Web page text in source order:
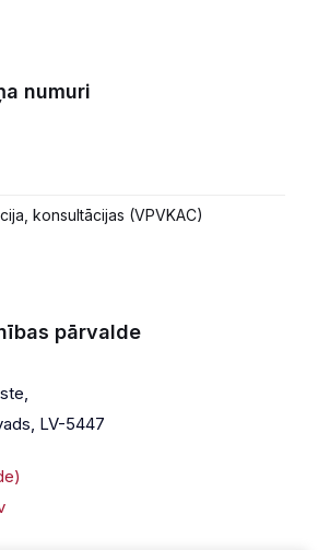
numuri
konsultācijas (VPVKAC)
pārvalde
LV-5447